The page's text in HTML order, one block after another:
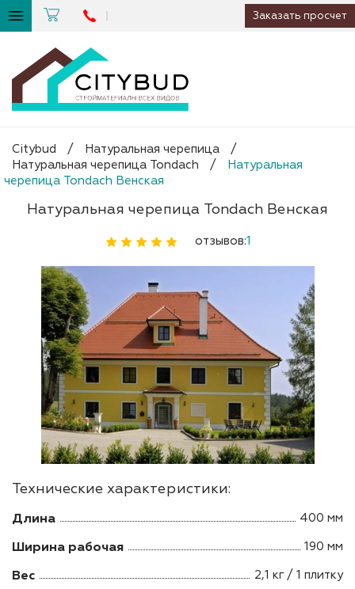
Заказать просчет
Citybud / Натуральная черепица
/
Натуральная черепица Tondach
/
Натуральная
черепица Tondach Венская
Натуральная черепица Tondach Венская
отзывов:1
Технические характеристики:
Длина 400 мм
Ширина рабочая 190 мм
Вес 2,1 кг / 1 плитку